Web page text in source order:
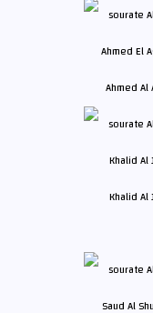
Ahmed Al
Khalid Al